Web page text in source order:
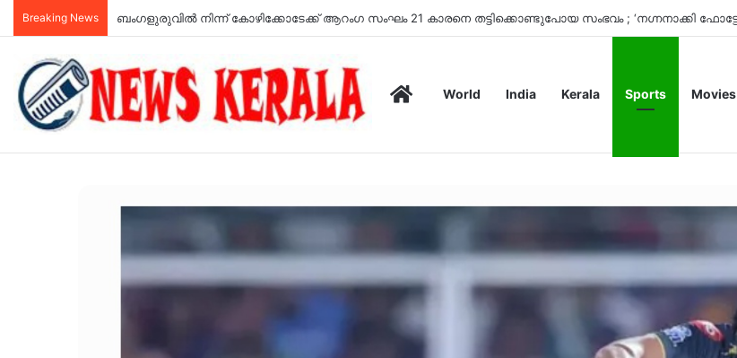
Breaking News ജനന-മരണ രജിസ്‌ട്രേഷനുളള നിയമങ്ങളില്‍ മാറ്റം;ഇനി സര്‍ട്ടിഫിക്കറ്റ് എങ്ങനെയാണ് ലഭിക്കുക; അറിയാം
HomeWorld India Kerala Sports Movies